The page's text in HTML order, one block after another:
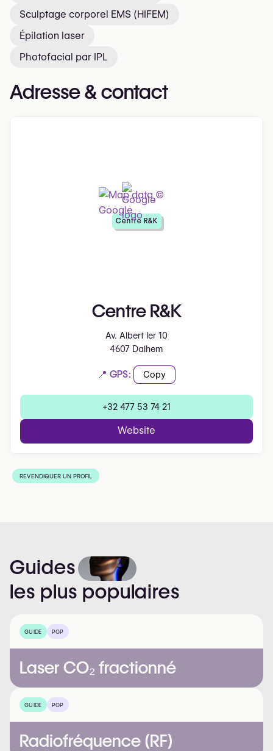
Sculptage corporel EMS (HIFEM)
Épilation laser
Photofacial par IPL
Adresse & contact
Centre R&K
Av. Albert Ier 10
4607 Dalhem
📍 GPS: Copy
+32 477 53 74 21
Website
Centre R&K
REVENDIQUER UN PROFIL
Guides
les plus populaires
GUIDE POP
Laser CO₂ fractionné
GUIDE POP
Radiofréquence (RF)